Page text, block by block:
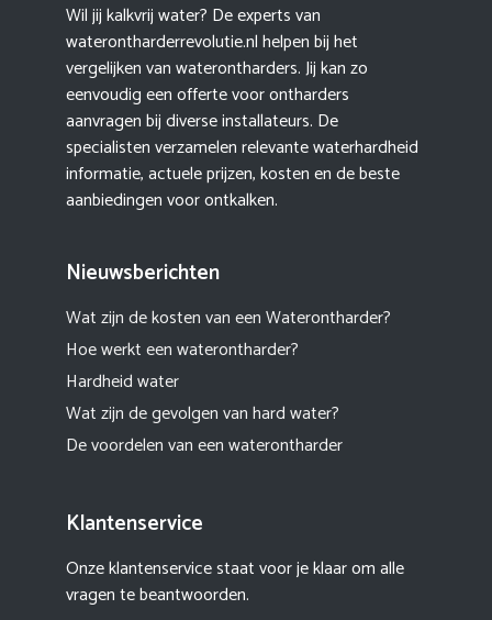
Wil jij kalkvrij water? De experts van
waterontharderrevolutie.nl helpen bij het
vergelijken van waterontharders. Jij kan zo
eenvoudig een offerte voor ontharders
aanvragen bij diverse installateurs. De
specialisten verzamelen relevante waterhardheid
informatie, actuele prijzen, kosten en de beste
aanbiedingen voor ontkalken.
Nieuwsberichten
Wat zijn de kosten van een Waterontharder?
Hoe werkt een waterontharder?
Hardheid water
Wat zijn de gevolgen van hard water?
De voordelen van een waterontharder
Klantenservice
Onze klantenservice staat voor je klaar om alle
vragen te beantwoorden.